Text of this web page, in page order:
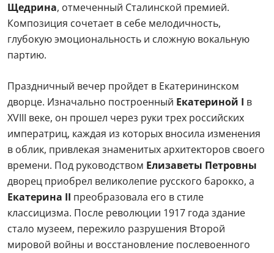
Щедрина, отмеченный Сталинской премией.
Композиция сочетает в себе мелодичность,
глубокую эмоциональность и сложную вокальную
партию.
Праздничный вечер пройдет в Екатерининском
дворце. Изначально построенный Екатериной I в
XVIII веке, он прошел через руки трех российских
императриц, каждая из которых вносила изменения
в облик, привлекая знаменитых архитекторов своего
времени. Под руководством Елизаветы Петровны
дворец приобрел великолепие русского барокко, а
Екатерина II преобразовала его в стиле
классицизма. После революции 1917 года здание
стало музеем, пережило разрушения Второй
мировой войны и восстановление послевоенного